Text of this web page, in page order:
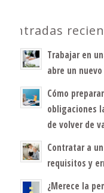
Entradas
Trabajar en
abre un
Cómo
obligaciones
de volver de
Contratar a
requisitos y
¿Merece la